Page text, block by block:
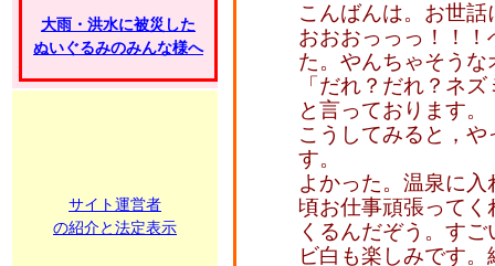
大雨・洪水に被災した
ぬいぐるみのみんな様へ
サイト運営者
の紹介と法定表示
こんばんは。お世
おおおっっっ！！
た。やんちゃそう
「だれ？だれ？ネ
と言っております。
こうしてみると，
す。
よかった。温泉に
頃お仕事頑張って
くるんだぞう。す
ビ白も楽しみです